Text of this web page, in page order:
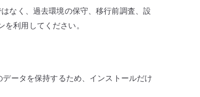
なく、過去環境の保守、移行前調査、設
利用してください。
ータを保持するため、インストールだけ